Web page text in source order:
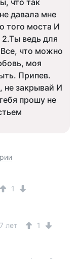
что так
давала мне
того моста И
ведь для
что можно
моя
Припев.
не закрывай И
прошу не
1
7 лет 1